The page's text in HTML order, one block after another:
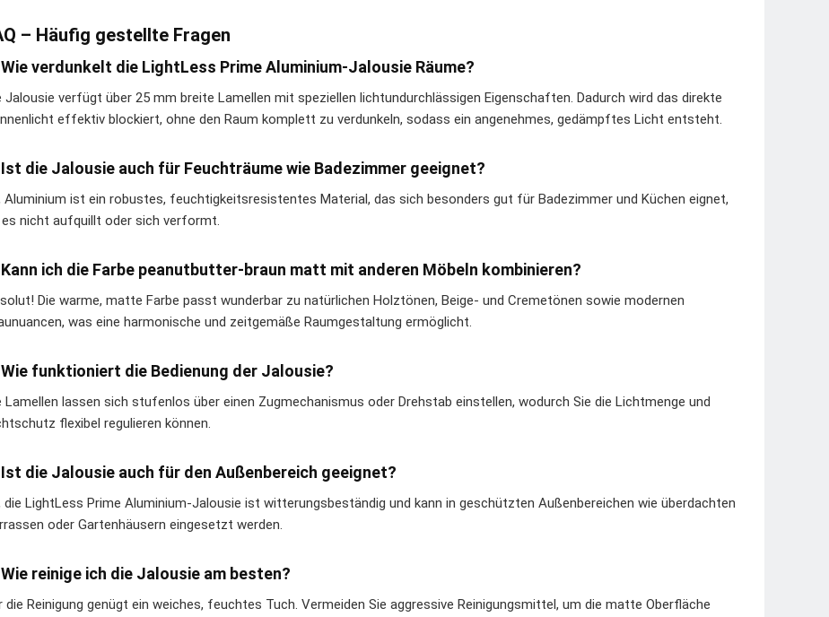
– Häufig gestellte Fragen
verdunkelt die LightLess Prime Aluminium-Jalousie Räume?
Jalousie verfügt über 25 mm breite Lamellen mit speziellen lichtundurchlässigen Eigenschaften. Dadurch wird das direkte
effektiv blockiert, ohne den Raum komplett zu verdunkeln, sodass ein angenehmes, gedämpftes Licht entsteht.
die Jalousie auch für Feuchträume wie Badezimmer geeignet?
Aluminium ist ein robustes, feuchtigkeitsresistentes Material, das sich besonders gut für Badezimmer und Küchen eignet,
es nicht aufquillt oder sich verformt.
ich die Farbe peanutbutter-braun matt mit anderen Möbeln kombinieren?
Die warme, matte Farbe passt wunderbar zu natürlichen Holztönen, Beige- und Cremetönen sowie modernen
was eine harmonische und zeitgemäße Raumgestaltung ermöglicht.
funktioniert die Bedienung der Jalousie?
Lamellen lassen sich stufenlos über einen Zugmechanismus oder Drehstab einstellen, wodurch Sie die Lichtmenge und
flexibel regulieren können.
die Jalousie auch für den Außenbereich geeignet?
die LightLess Prime Aluminium-Jalousie ist witterungsbeständig und kann in geschützten Außenbereichen wie überdachten
oder Gartenhäusern eingesetzt werden.
reinige ich die Jalousie am besten?
die Reinigung genügt ein weiches, feuchtes Tuch. Vermeiden Sie aggressive Reinigungsmittel, um die matte Oberfläche